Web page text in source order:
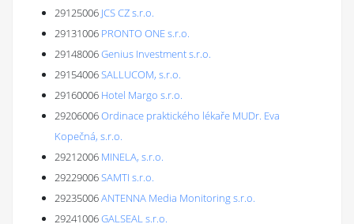
29125006 JCS CZ s.r.o.
29131006 PRONTO ONE s.r.o.
29148006Genius Investment s.r.o.
29154006SALLUCOM, s.r.o.
29160006 Hotel Margo s.r.o.
29206006Ordinace praktického lékaře MUDr. Eva
Kopečná, s.r.o.
29212006 MINELA, s.r.o.
29229006SAMTI s.r.o.
29235006ANTENNA Media Monitoring s.r.o.
29241006GALSEAL s.r.o.